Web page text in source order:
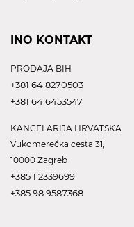
INO KONTAKT
PRODAJA BIH
+381 64 8270503
+381 64 6453547
KANCELARIJA HRVATSKA
Vukomerečka cesta 31,
10000 Zagreb
+385 1 2339699
+385 98 9587368